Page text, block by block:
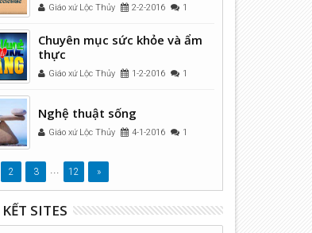
Giáo xứ Lộc Thủy 2-2-2016 1
Chuyên mục sức khỏe và ẩm
thực
Giáo xứ Lộc Thủy 1-2-2016 1
Nghệ thuật sống
Giáo xứ Lộc Thủy 4-1-2016 1
2 3 ... 12 »
SITES